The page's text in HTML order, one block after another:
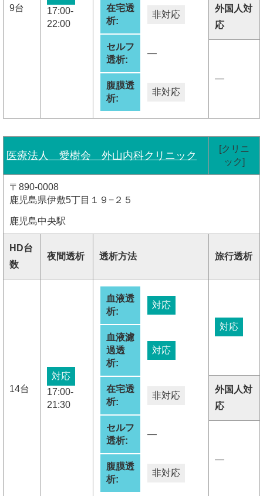
9台
17:00-
22:00
在宅透
析:
非対応
セルフ
透析:
―
腹膜透
析:
非対応
外国人対
応
―
医療法人 愛樹会 外山内科クリニック
[クリニ
ック]
〒890-0008
鹿児島県伊敷5丁目１９−２５
鹿児島中央駅
HD台
数
夜間透析 透析方法 旅行透析
14台
対応
17:00-
21:30
血液透
析:
対応
血液濾
過透
析:
対応
在宅透
析:
非対応
セルフ
透析:
―
腹膜透
析:
非対応
対応
外国人対
応
―